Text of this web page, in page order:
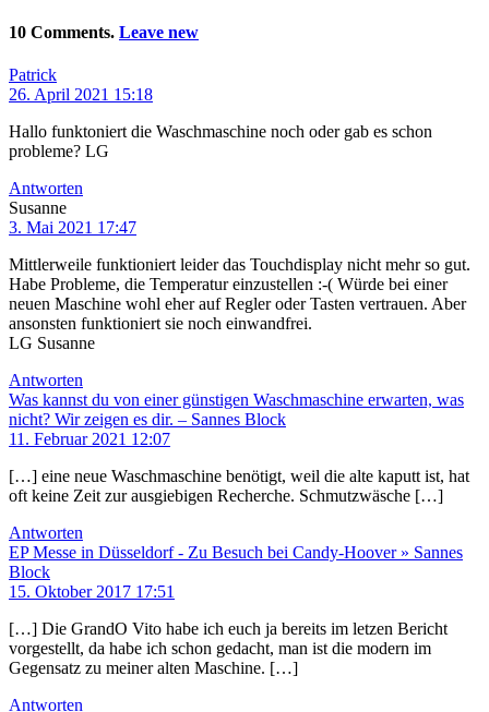
10 Comments. Leave new
Patrick
26. April 2021 15:18
Hallo funktoniert die Waschmaschine noch oder gab es schon
probleme? LG
Antworten
Susanne
3. Mai 2021 17:47
Mittlerweile funktioniert leider das Touchdisplay nicht mehr so gut.
Habe Probleme, die Temperatur einzustellen :-( Würde bei einer
neuen Maschine wohl eher auf Regler oder Tasten vertrauen. Aber
ansonsten funktioniert sie noch einwandfrei.
LG Susanne
Antworten
Was kannst du von einer günstigen Waschmaschine erwarten, was
nicht? Wir zeigen es dir. – Sannes Block
11. Februar 2021 12:07
[…] eine neue Waschmaschine benötigt, weil die alte kaputt ist, hat
oft keine Zeit zur ausgiebigen Recherche. Schmutzwäsche […]
Antworten
EP Messe in Düsseldorf - Zu Besuch bei Candy-Hoover » Sannes
Block
15. Oktober 2017 17:51
[…] Die GrandO Vito habe ich euch ja bereits im letzen Bericht
vorgestellt, da habe ich schon gedacht, man ist die modern im
Gegensatz zu meiner alten Maschine. […]
Antworten